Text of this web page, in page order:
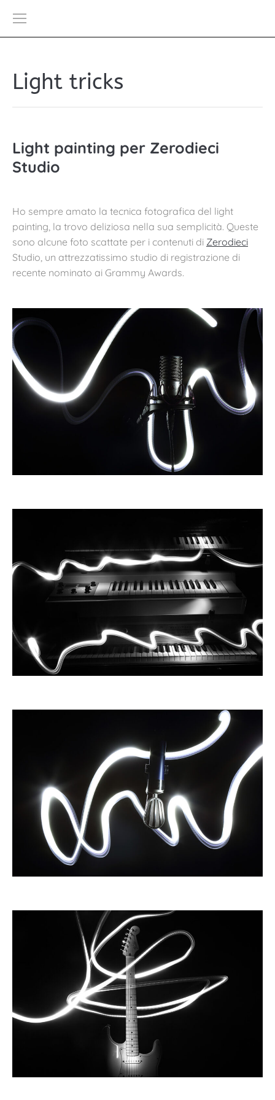
Light tricks
Light painting per Zerodieci
Studio
Ho sempre amato la tecnica fotografica del light
painting, la trovo deliziosa nella sua semplicità. Queste
sono alcune foto scattate per i contenuti di Zerodieci
Studio, un attrezzatissimo studio di registrazione di
recente nominato ai Grammy Awards.